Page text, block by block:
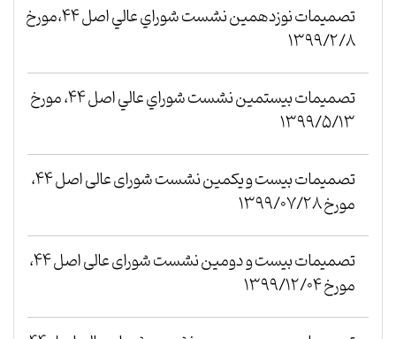
تصميمات نوزدهمين نشست شوراي عالي اصل 44،مورخ
1399/2/8
تصميمات بيستمين نشست شوراي عالي اصل 44، مورخ
1399/5/13
تصمیمات بیست و یکمین نشست شورای عالی اصل 44،
مورخ 1399/07/28
تصمیمات بیست و دومین نشست شورای عالی اصل 44،
مورخ 1399/12/04